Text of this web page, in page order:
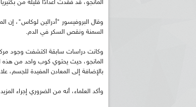
المانجو، قد فقدت أعدادًا قليلة من
وقال البروفيسور "أدرالين لوكاس"، إن
السمنة ونقص السكر في الدم.
وكانت دراسات سابقة اكتشفت وجود
بالإضافة إلى المعادن المفيدة للجسم،
وأكد العلماء، أنه من الضروري إجراء